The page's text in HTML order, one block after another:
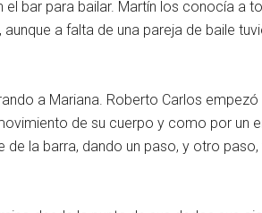
bar para bailar. Martín los conocía a
a falta de una pareja de baile
a Mariana. Roberto Carlos
de su cuerpo y como por un
la barra, dando un paso, y otro